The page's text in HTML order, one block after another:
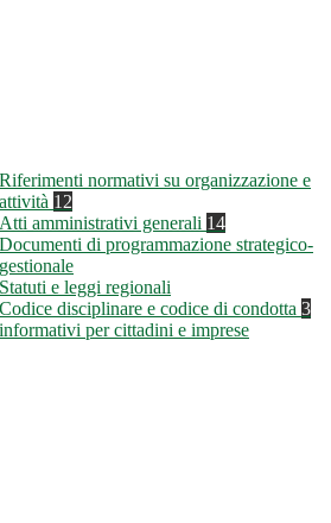
Riferimenti normativi su organizzazione e
attività 12
Atti amministrativi generali 14
Documenti di programmazione strategico-
gestionale
Statuti e leggi regionali
Codice disciplinare e codice di condotta 3
per cittadini e imprese